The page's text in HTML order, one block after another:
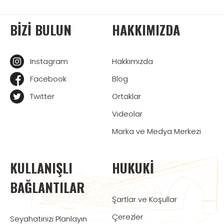
BIZI BULUN
Instagram
Facebook
Twitter
HAKKIMIZDA
Hakkımızda
Blog
Ortaklar
Videolar
Marka ve Medya Merkezi
KULLANIŞLI
BAĞLANTILAR
Seyahatinizi Planlayın
HUKUKI
Şartlar ve Koşullar
Çerezler